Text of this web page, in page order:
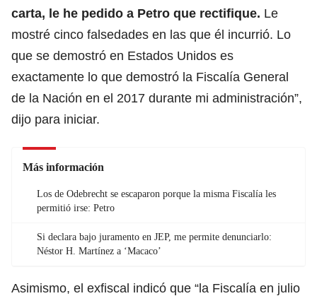
carta, le he pedido a Petro que rectifique. Le
mostré cinco falsedades en las que él incurrió. Lo
que se demostró en Estados Unidos es
exactamente lo que demostró la Fiscalía General
de la Nación en el 2017 durante mi administración”,
dijo para iniciar.
Más información
Los de Odebrecht se escaparon porque la misma Fiscalía les
permitió irse: Petro
Si declara bajo juramento en JEP, me permite denunciarlo:
Néstor H. Martínez a ‘Macaco’
Asimismo, el exfiscal indicó que “la Fiscalía en julio